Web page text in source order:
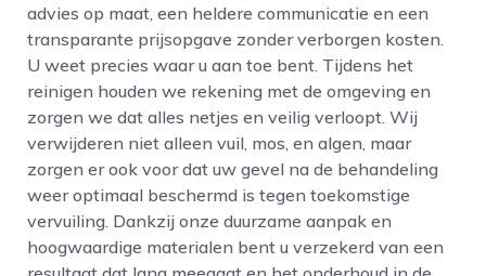
advies op maat, een heldere communicatie en een
transparante prijsopgave zonder verborgen kosten.
U weet precies waar u aan toe bent. Tijdens het
reinigen houden we rekening met de omgeving en
zorgen we dat alles netjes en veilig verloopt. Wij
verwijderen niet alleen vuil, mos, en algen, maar
zorgen er ook voor dat uw gevel na de behandeling
weer optimaal beschermd is tegen toekomstige
vervuiling. Dankzij onze duurzame aanpak en
hoogwaardige materialen bent u verzekerd van een